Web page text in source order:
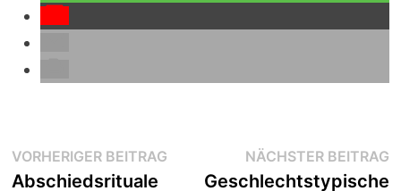
Beitragsnavigation
VORHERIGER BEITRAG Vorheriger
Beitrag:
Abschiedsrituale
NÄCHSTER BEITRAG
Geschlechtstypische